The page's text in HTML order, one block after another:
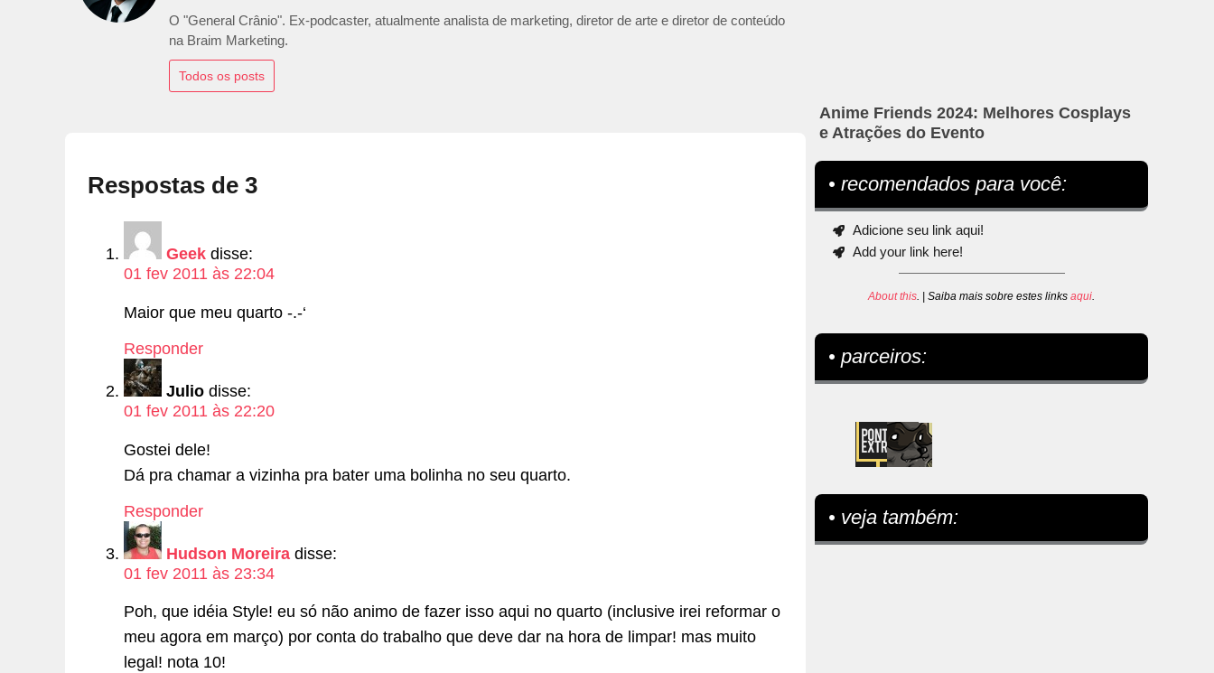
O "General Crânio". Ex-podcaster, atualmente analista de marketing, diretor de arte e diretor de conteúdo
na Braim Marketing.
Todos os posts
Respostas de 3
Geek disse:
01 fev 2011 às 22:04
Maior que meu quarto -.-‘
Responder
Julio disse:
01 fev 2011 às 22:20
Gostei dele!
Dá pra chamar a vizinha pra bater uma bolinha no seu quarto.
Responder
Hudson Moreira disse:
01 fev 2011 às 23:34
Poh, que idéia Style! eu só não animo de fazer isso aqui no quarto (inclusive irei reformar o
meu agora em março) por conta do trabalho que deve dar na hora de limpar! mas muito
legal! nota 10!
Anime Friends 2024: Melhores Cosplays
e Atrações do Evento
• recomendados para você:
Adicione seu link aqui!
Add your link here!
About this. | Saiba mais sobre estes linksaqui.
• parceiros:
• veja também: